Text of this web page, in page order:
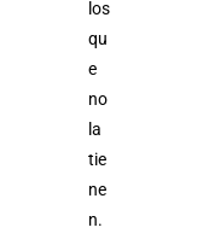
los
qu
e
no
la
tie
ne
n.